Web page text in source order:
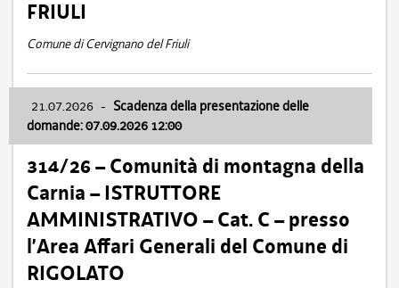
FRIULI
Comune di Cervignano del Friuli
21.07.2026 - Scadenza della presentazione delle
domande: 07.09.2026 12:00
314/26 – Comunità di montagna della
Carnia – ISTRUTTORE
AMMINISTRATIVO – Cat. C – presso
l’Area Affari Generali del Comune di
RIGOLATO